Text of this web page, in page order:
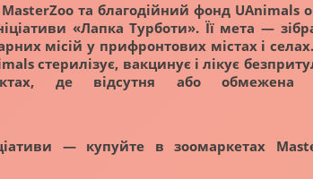
та благодійний фонд UAnimals
«Лапка Турботи». Її мета —
місій у прифронтових містах і
стерилізує, вакцинує і лікує
де відсутня або обмежена
— купуйте в зоомаркетах